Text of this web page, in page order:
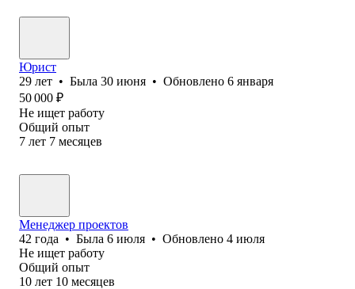
Юрист
29 лет • Была 30 июня • Обновлено 6 января
50 000 ₽
Не ищет работу
Общий опыт
7 лет 7 месяцев
Менеджер проектов
42 года • Была 6 июля • Обновлено 4 июля
Не ищет работу
Общий опыт
10 лет 10 месяцев